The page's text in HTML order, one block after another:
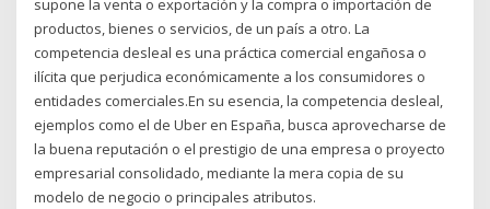
supone la venta o exportación y la compra o importación de
productos, bienes o servicios, de un país a otro. La
competencia desleal es una práctica comercial engañosa o
ilícita que perjudica económicamente a los consumidores o
entidades comerciales.En su esencia, la competencia desleal,
ejemplos como el de Uber en España, busca aprovecharse de
la buena reputación o el prestigio de una empresa o proyecto
empresarial consolidado, mediante la mera copia de su
modelo de negocio o principales atributos.